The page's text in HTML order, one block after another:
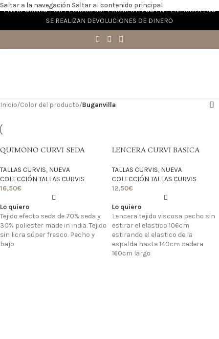
Saltar a la navegación Saltar al contenido principal
ENVÍOGRATISPOR PEDIDOS SUPERIORES A70€EN PENÍNSULA |NO
SE REALIZAN DEVOLUCIONES DE DINERO
Inicio/Color del producto/Buganvilla
QUIMONO CURVI SEDA
TALLAS CURVIS, NUEVA
COLECCIÓN TALLAS CURVIS
16,50€
Lo quiero
Tejido efecto seda de 70% seda y
30% poliester made in india. Tejido
sin licra súper fresco. Pecho y
bajo
LENCERA CURVI BASICA
TALLAS CURVIS, NUEVA
COLECCIÓN TALLAS CURVIS
12,50€
Lo quiero
Lencera tejido viscosa pecho sin
estirar el elastico 106cm
estirando el elastico de la
espalda hasta 140cm cadera
160cm largo